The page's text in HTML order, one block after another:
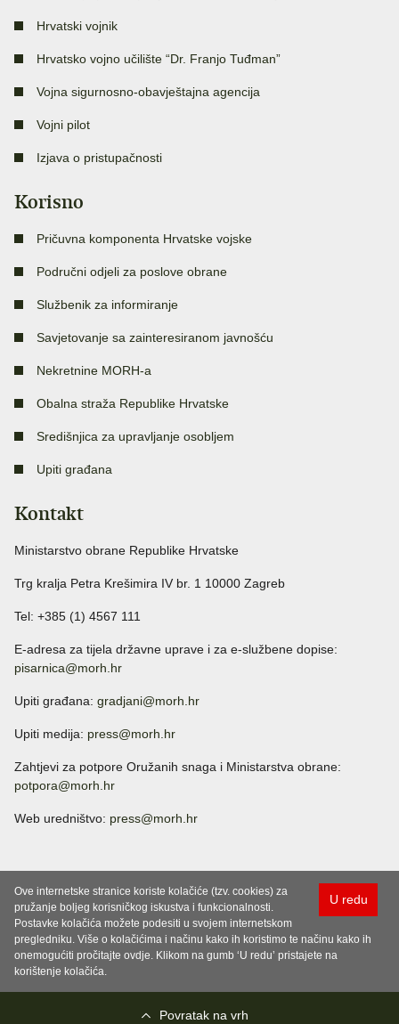
Hrvatski vojnik
Hrvatsko vojno učilište “Dr. Franjo Tuđman”
Vojna sigurnosno-obavještajna agencija
Vojni pilot
Izjava o pristupačnosti
Korisno
Pričuvna komponenta Hrvatske vojske
Područni odjeli za poslove obrane
Službenik za informiranje
Savjetovanje sa zainteresiranom javnošću
Nekretnine MORH-a
Obalna straža Republike Hrvatske
Središnjica za upravljanje osobljem
Upiti građana
Kontakt
Ministarstvo obrane Republike Hrvatske
Trg kralja Petra Krešimira IV br. 1 10000 Zagreb
Tel: +385 (1) 4567 111
E-adresa za tijela državne uprave i za e-službene dopise:
pisarnica@morh.hr
Upiti građana: gradjani@morh.hr
Upiti medija: press@morh.hr
Zahtjevi za potpore Oružanih snaga i Ministarstva obrane:
potpora@morh.hr
Web uredništvo: press@morh.hr
U redu
Ove internetske stranice koriste kolačiće (tzv. cookies) za
pružanje boljeg korisničkog iskustva i funkcionalnosti.
Postavke kolačića možete podesiti u svojem internetskom
pregledniku. Više o kolačićima i načinu kako ih koristimo te načinu kako ih
onemogućiti pročitajte ovdje. Klikom na gumb ‘U redu’ pristajete na
korištenje kolačića.
Povratak na vrh